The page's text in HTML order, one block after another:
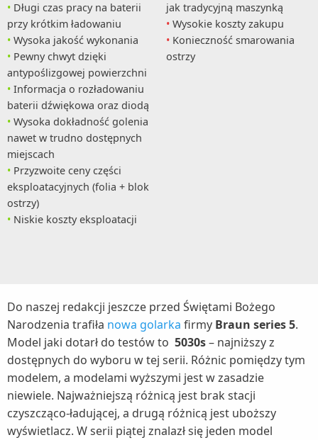
Długi czas pracy na baterii
przy krótkim ładowaniu
Wysoka jakość wykonania
Pewny chwyt dzięki
antypoślizgowej powierzchni
Informacja o rozładowaniu
baterii dźwiękowa oraz diodą
Wysoka dokładność golenia
nawet w trudno dostępnych
miejscach
Przyzwoite ceny części
eksploatacyjnych (folia + blok
ostrzy)
Niskie koszty eksploatacji
jak tradycyjną maszynką
Wysokie koszty zakupu
Konieczność smarowania
ostrzy
Do naszej redakcji jeszcze przed Świętami Bożego
Narodzenia trafiła nowa golarka firmy Braun series 5.
Model jaki dotarł do testów to 5030s– najniższy z
dostępnych do wyboru w tej serii. Różnic pomiędzy tym
modelem, a modelami wyższymi jest w zasadzie
niewiele. Najważniejszą różnicą jest brak stacji
czyszcząco-ładującej, a drugą różnicą jest uboższy
wyświetlacz. W serii piątej znalazł się jeden model